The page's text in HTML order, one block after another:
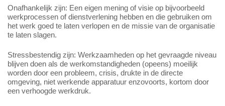
Onafhankelijk zijn: Een eigen mening of visie op bijvoorbeeld
werkprocessen of dienstverlening hebben en die gebruiken om
het werk goed te laten verlopen en de missie van de organisatie
te laten slagen.
Stressbestendig zijn: Werkzaamheden op het gevraagde niveau
blijven doen als de werkomstandigheden (opeens) moeilijk
worden door een probleem, crisis, drukte in de directe
omgeving, niet werkende apparatuur enzovoorts, kortom door
een verhoogde werkdruk.